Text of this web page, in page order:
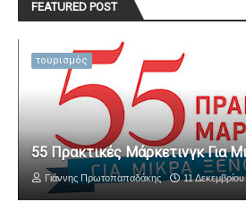
FEATURED POST
τουρισμός
55 Πρακτικές Μάρκετινγκ Για
Γιάννης Πρωτοπαπαδάκης 11 Δεκεμβρίου